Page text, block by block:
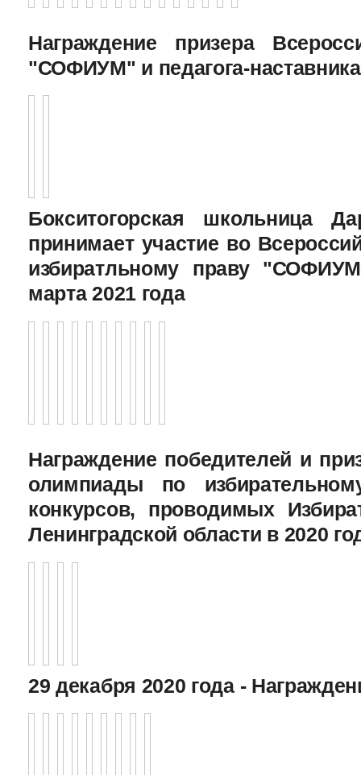
Награждение призера
"СОФИУМ" и педагога-наставника
Бокситогорская школьница
принимает участие во
избиратльному праву
марта 2021 года
Награждение победителей и
олимпиады по
конкурсов, проводимых
Ленинградской области в 2020
29 декабря 2020 года -